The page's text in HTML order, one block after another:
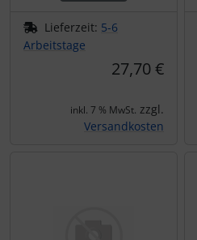
Lieferzeit: 5-6
Arbeitstage
27,70 €
inkl. 7 % MwSt. zzgl.
Versandkosten